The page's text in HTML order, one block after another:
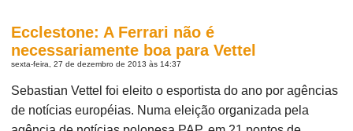
Ecclestone: A Ferrari não é
necessariamente boa para Vettel
sexta-feira, 27 de dezembro de 2013 às 14:37
Sebastian Vettel foi eleito o esportista do ano por agências
de notícias européias. Numa eleição organizada pela